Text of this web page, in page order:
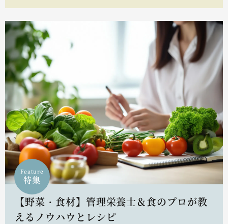
Feature
特集
【野菜・食材】管理栄養士＆食のプロが教
えるノウハウとレシピ